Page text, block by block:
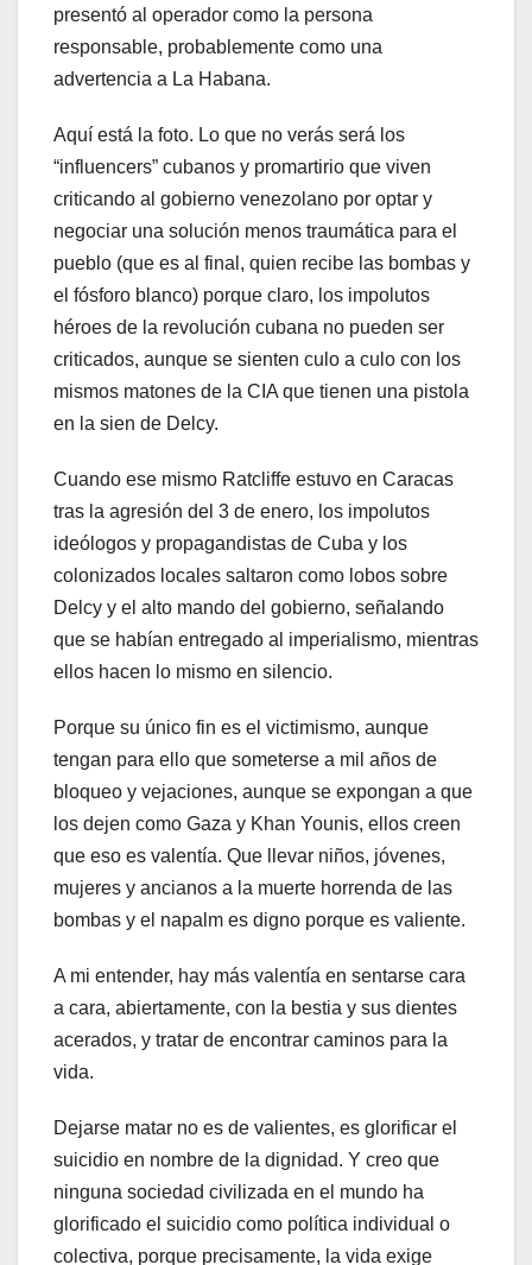
presentó al operador como la persona
responsable, probablemente como una
advertencia a La Habana.
Aquí está la foto. Lo que no verás será los
“influencers” cubanos y promartirio que viven
criticando al gobierno venezolano por optar y
negociar una solución menos traumática para el
pueblo (que es al final, quien recibe las bombas y
el fósforo blanco) porque claro, los impolutos
héroes de la revolución cubana no pueden ser
criticados, aunque se sienten culo a culo con los
mismos matones de la CIA que tienen una pistola
en la sien de Delcy.
Cuando ese mismo Ratcliffe estuvo en Caracas
tras la agresión del 3 de enero, los impolutos
ideólogos y propagandistas de Cuba y los
colonizados locales saltaron como lobos sobre
Delcy y el alto mando del gobierno, señalando
que se habían entregado al imperialismo, mientras
ellos hacen lo mismo en silencio.
Porque su único fin es el victimismo, aunque
tengan para ello que someterse a mil años de
bloqueo y vejaciones, aunque se expongan a que
los dejen como Gaza y Khan Younis, ellos creen
que eso es valentía. Que llevar niños, jóvenes,
mujeres y ancianos a la muerte horrenda de las
bombas y el napalm es digno porque es valiente.
A mi entender, hay más valentía en sentarse cara
a cara, abiertamente, con la bestia y sus dientes
acerados, y tratar de encontrar caminos para la
vida.
Dejarse matar no es de valientes, es glorificar el
suicidio en nombre de la dignidad. Y creo que
ninguna sociedad civilizada en el mundo ha
glorificado el suicidio como política individual o
colectiva, porque precisamente, la vida exige